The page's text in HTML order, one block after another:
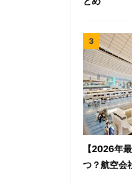
【2026年
つ？航空会